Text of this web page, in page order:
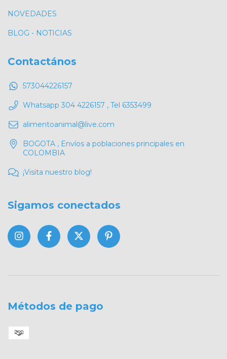
NOVEDADES
BLOG - NOTICIAS
Contactános
573044226157
Whatsapp 304 4226157 , Tel 6353499
alimentoanimal@live.com
BOGOTA , Envíos a poblaciones principales en
COLOMBIA
¡Visita nuestro blog!
Sigamos conectados
Métodos de pago